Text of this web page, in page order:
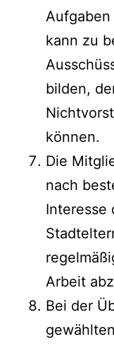
kann zu
bilden,
können.
Die
nach
Interesse
Arbeit
Bei der